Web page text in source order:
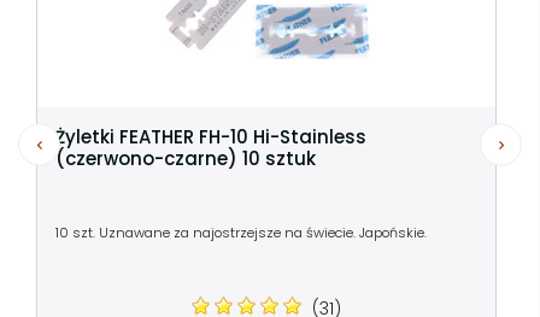
Żyletki FEATHER FH-10 Hi-Stainless
(czerwono-czarne) 10 sztuk
10 szt. Uznawane za najostrzejsze na świecie. Japońskie.
(31)